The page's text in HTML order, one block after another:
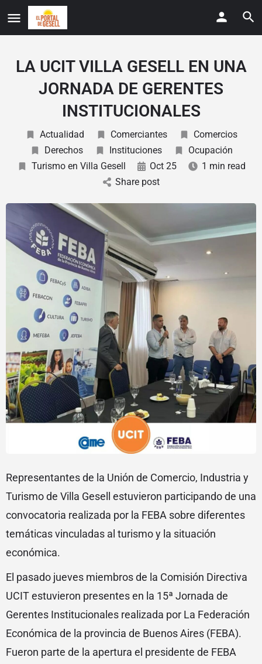
LA UCIT VILLA GESELL EN UNA
JORNADA DE GERENTES
INSTITUCIONALES
Actualidad Comerciantes
Comercios
Derechos
Instituciones
Ocupación
Turismo en Villa Gesell
Oct 25
1 min read
Share post
Representantes de la Unión de Comercio, Industria y
Turismo de Villa Gesell estuvieron participando de una
convocatoria realizada por la FEBA sobre diferentes
temáticas vinculadas al turismo y la situación
económica.
El pasado jueves miembros de la Comisión Directiva
UCIT estuvieron presentes en la 15ª Jornada de
Gerentes Institucionales realizada por La Federación
Económica de la provincia de Buenos Aires (FEBA).
Fueron parte de la apertura el presidente de FEBA